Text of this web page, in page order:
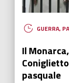
GUERRA,
Il
pasquale